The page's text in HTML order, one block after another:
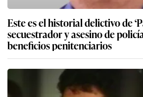
Este es el historial delictivo de
secuestrador y asesino de
beneficios penitenciarios